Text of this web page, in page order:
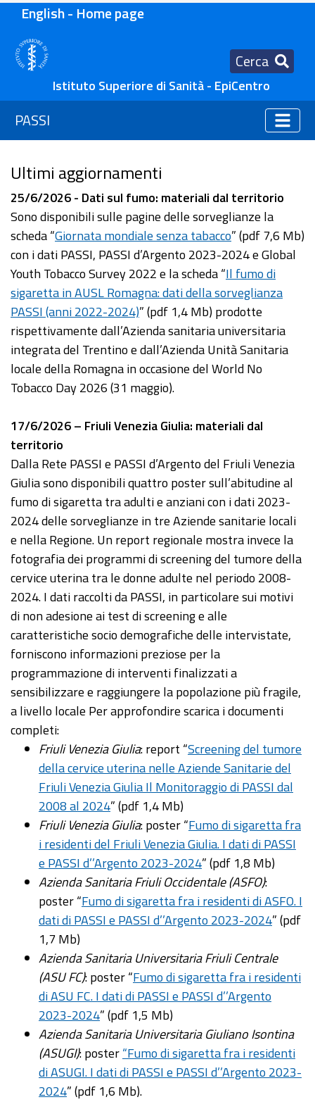
English - Home page
Cerca
Istituto Superiore di Sanità - EpiCentro
PASSI
Ultimi aggiornamenti
25/6/2026 - Dati sul fumo: materiali dal territorio
Sono disponibili sulle pagine delle sorveglianze la
scheda “Giornata mondiale senza tabacco” (pdf 7,6 Mb)
con i dati PASSI, PASSI d’Argento 2023-2024 e Global
Youth Tobacco Survey 2022 e la scheda “Il fumo di
sigaretta in AUSL Romagna: dati della sorveglianza
PASSI (anni 2022-2024)” (pdf 1,4 Mb) prodotte
rispettivamente dall’Azienda sanitaria universitaria
integrata del Trentino e dall’Azienda Unità Sanitaria
locale della Romagna in occasione del World No
Tobacco Day 2026 (31 maggio).
17/6/2026 – Friuli Venezia Giulia: materiali dal
territorio
Dalla Rete PASSI e PASSI d’Argento del Friuli Venezia
Giulia sono disponibili quattro poster sull’abitudine al
fumo di sigaretta tra adulti e anziani con i dati 2023-
2024 delle sorveglianze in tre Aziende sanitarie locali
e nella Regione. Un report regionale mostra invece la
fotografia dei programmi di screening del tumore della
cervice uterina tra le donne adulte nel periodo 2008-
2024. I dati raccolti da PASSI, in particolare sui motivi
di non adesione ai test di screening e alle
caratteristiche socio demografiche delle intervistate,
forniscono informazioni preziose per la
programmazione di interventi finalizzati a
sensibilizzare e raggiungere la popolazione più fragile,
a livello locale Per approfondire scarica i documenti
completi:
Friuli Venezia Giulia: report “Screening del tumore
della cervice uterina nelle Aziende Sanitarie del
Friuli Venezia Giulia Il Monitoraggio di PASSI dal
2008 al 2024” (pdf 1,4 Mb)
Friuli Venezia Giulia: poster “Fumo di sigaretta fra
i residenti del Friuli Venezia Giulia. I dati di PASSI
e PASSI d’’Argento 2023-2024” (pdf 1,8 Mb)
Azienda Sanitaria Friuli Occidentale (ASFO):
poster “Fumo di sigaretta fra i residenti di ASFO. I
dati di PASSI e PASSI d’’Argento 2023-2024” (pdf
1,7 Mb)
Azienda Sanitaria Universitaria Friuli Centrale
(ASU FC): poster “Fumo di sigaretta fra i residenti
di ASU FC. I dati di PASSI e PASSI d’’Argento
2023-2024” (pdf 1,5 Mb)
Azienda Sanitaria Universitaria Giuliano Isontina
(ASUGI): poster“Fumo di sigaretta fra i residenti
di ASUGI. I dati di PASSI e PASSI d’’Argento 2023-
2024” (pdf 1,6 Mb).